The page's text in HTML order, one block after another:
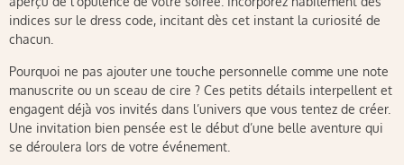
indices sur le dress code, incitant dès cet instant la curiosité de
chacun.
Pourquoi ne pas ajouter une touche personnelle comme une note
manuscrite ou un sceau de cire ? Ces petits détails interpellent et
engagent déjà vos invités dans l’univers que vous tentez de créer.
Une invitation bien pensée est le début d’une belle aventure qui
se déroulera lors de votre événement.